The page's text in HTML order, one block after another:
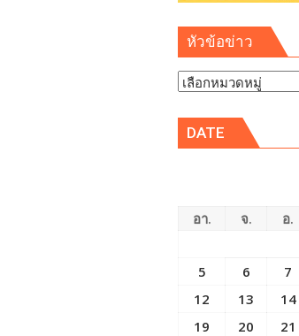
หัวข้อข่าว
หัวข้อ
DATE
อา. จ. อ.
5
6 7
12
13 14
19
20 21